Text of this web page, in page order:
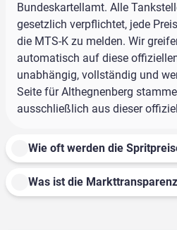
Bundeskartellamt. Alle
gesetzlich verpflichtet, jede
die MTS-K zu melden. Wir
automatisch auf diese
unabhängig, vollständig und
Seite für Althegnenberg
ausschließlich aus dieser
Wie oft werden die
Was ist die